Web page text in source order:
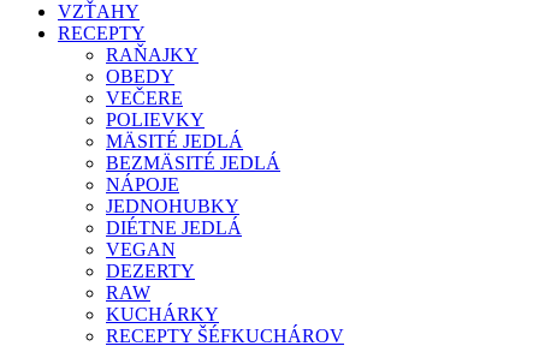
VZŤAHY
RECEPTY
RAŇAJKY
OBEDY
VEČERE
POLIEVKY
MÄSITÉ JEDLÁ
BEZMÄSITÉ JEDLÁ
NÁPOJE
JEDNOHUBKY
DIÉTNE JEDLÁ
VEGAN
DEZERTY
RAW
KUCHÁRKY
RECEPTY ŠÉFKUCHÁROV